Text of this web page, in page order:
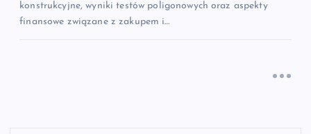
konstrukcyjne, wyniki testów poligonowych oraz aspekty
finansowe związane z zakupem i…